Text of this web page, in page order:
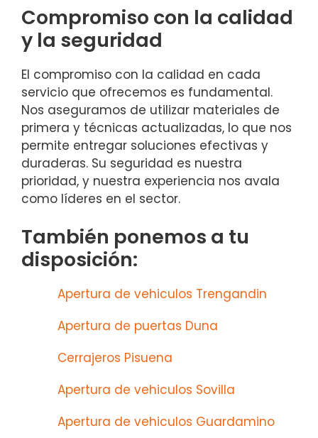
Compromiso con la calidad
y la seguridad
El compromiso con la calidad en cada
servicio que ofrecemos es fundamental.
Nos aseguramos de utilizar materiales de
primera y técnicas actualizadas, lo que nos
permite entregar soluciones efectivas y
duraderas. Su seguridad es nuestra
prioridad, y nuestra experiencia nos avala
como líderes en el sector.
También ponemos a tu
disposición:
Apertura de vehiculos Trengandin
Apertura de puertas Duna
Cerrajeros Pisuena
Apertura de vehiculos Sovilla
Apertura de vehiculos Guardamino